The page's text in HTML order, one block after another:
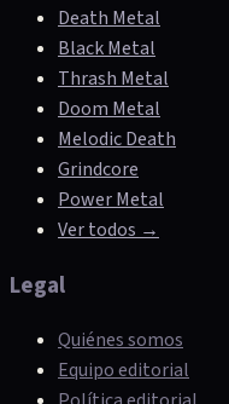
Death Metal
Black Metal
Thrash Metal
Doom Metal
Melodic Death
Grindcore
Power Metal
Ver todos →
Legal
Quiénes somos
Equipo editorial